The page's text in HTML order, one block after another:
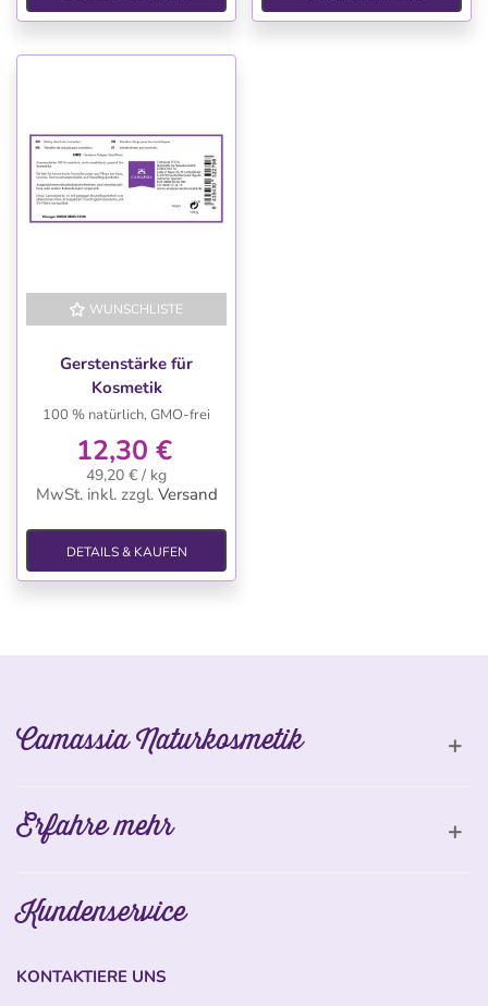
WUNSCHLISTE
Gerstenstärke für
Kosmetik
100 % natürlich, GMO-frei
12,30 €
49,20 € / kg
MwSt. inkl. zzgl. Versand
DETAILS & KAUFEN
Camassia Naturkosmetik
Erfahre mehr
Kundenservice
KONTAKTIERE UNS